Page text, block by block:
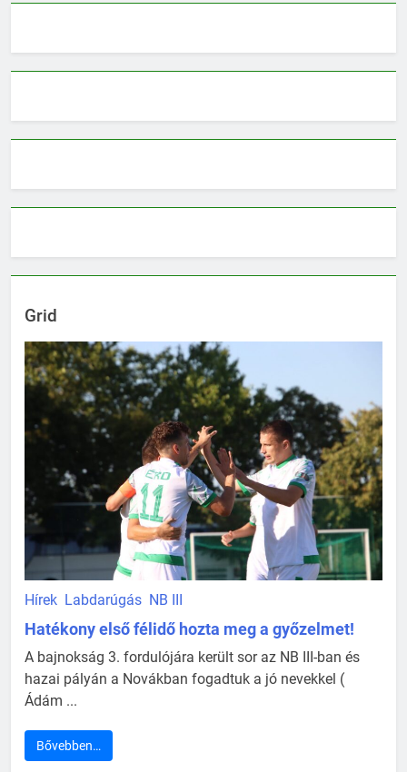
Grid
Hírek Labdarúgás NB III
Hatékony első félidő hozta meg a győzelmet!
A bajnokság 3. fordulójára került sor az NB III-ban és
hazai pályán a Novákban fogadtuk a jó nevekkel (
Ádám ...
Bővebben…